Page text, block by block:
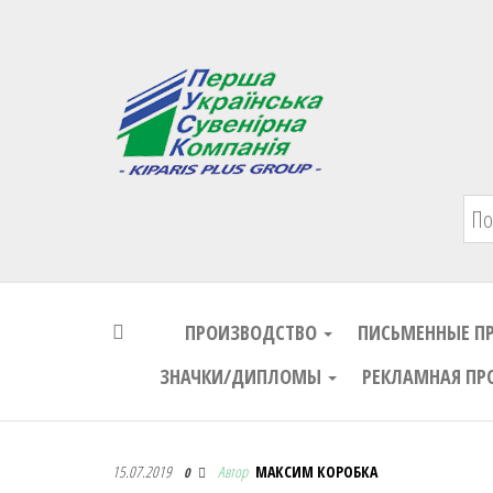
Первая Украинская Сувенирная
ПРОИЗВОДСТВО ПИСЬМЕННЫЕ
ЗНАЧКИ/ДИПЛОМЫ
РЕКЛАМНАЯ
Первая Украинская Сувенирная
15.07.2019 0 Автор МАКСИМ КОРОБКА